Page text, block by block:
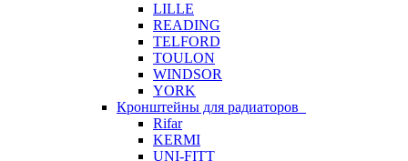
LILLE
READING
TELFORD
TOULON
WINDSOR
YORK
Кронштейны для радиаторов
Rifar
KERMI
UNI-FITT